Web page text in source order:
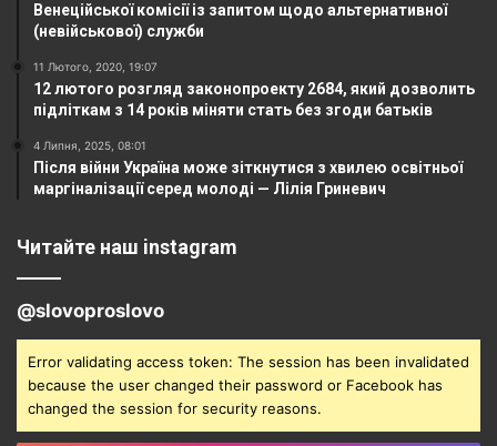
Венеційської комісії із запитом щодо альтернативної
(невійськової) служби
11 Лютого, 2020, 19:07
12 лютого розгляд законопроекту 2684, який дозволить
підліткам з 14 років міняти стать без згоди батьків
4 Липня, 2025, 08:01
Після війни Україна може зіткнутися з хвилею освітньої
маргіналізації серед молоді — Лілія Гриневич
Читайте наш instagram
@slovoproslovo
Error validating access token: The session has been invalidated
because the user changed their password or Facebook has
changed the session for security reasons.